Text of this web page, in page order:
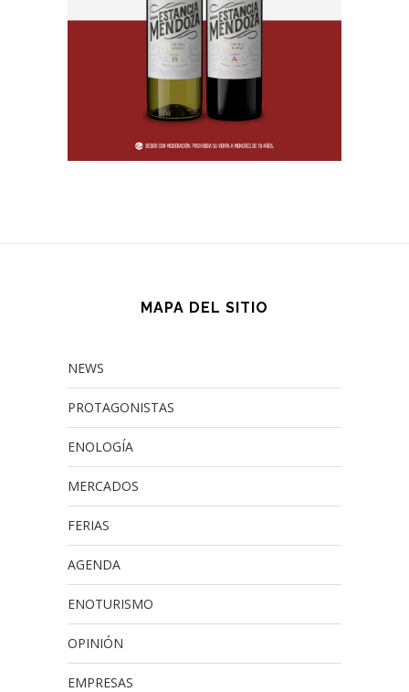
MAPA DEL SITIO
NEWS
PROTAGONISTAS
ENOLOGÍA
MERCADOS
FERIAS
AGENDA
ENOTURISMO
OPINIÓN
EMPRESAS